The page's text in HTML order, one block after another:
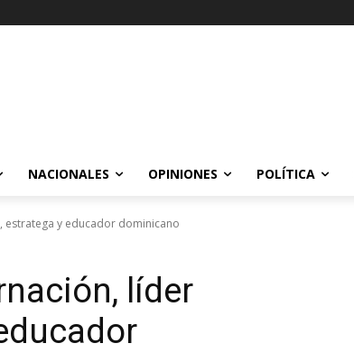
NACIONALES OPINIONES POLÍTICA
estratega y educador dominicano
líder